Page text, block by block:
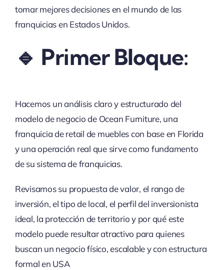
tomar mejores decisiones en el mundo de las
franquicias en Estados Unidos.
🔹 Primer Bloque:
Hacemos un análisis claro y estructurado del
modelo de negocio de Ocean Furniture, una
franquicia de retail de muebles con base en Florida
y una operación real que sirve como fundamento
de su sistema de franquicias.
Revisamos su propuesta de valor, el rango de
inversión, el tipo de local, el perfil del inversionista
ideal, la protección de territorio y por qué este
modelo puede resultar atractivo para quienes
buscan un negocio físico, escalable y con estructura
formal en USA